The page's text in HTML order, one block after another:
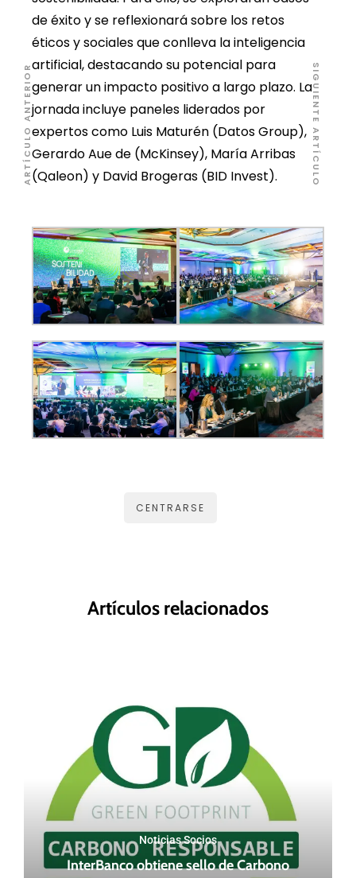
de éxito y se reflexionará sobre los retos
éticos y sociales que conlleva la inteligencia
artificial, destacando su potencial para
generar un impacto positivo a largo plazo. La
jornada incluye paneles liderados por
expertos como Luis Maturén (Datos Group),
Gerardo Aue de (McKinsey), María Arribas
(Qaleon) y David Brogeras (BID Invest).
CENTRARSE
Artículos relacionados
Noticias Socios
InterBanco obtiene sello de Carbono
ARTÍCULO ANTERIOR SIGUIENTE ARTÍCULO